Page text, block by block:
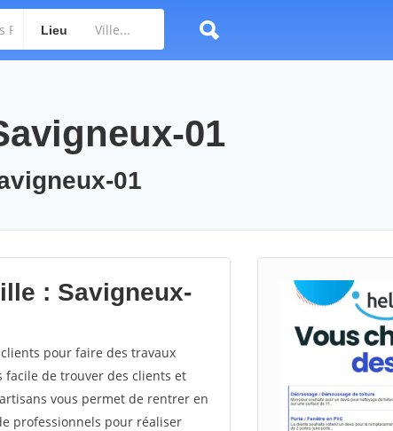
Lieu
01
01
: Savigneux-
pour faire des travaux
facile de trouver des clients et
vous permet de rentrer en
professionnels pour réaliser